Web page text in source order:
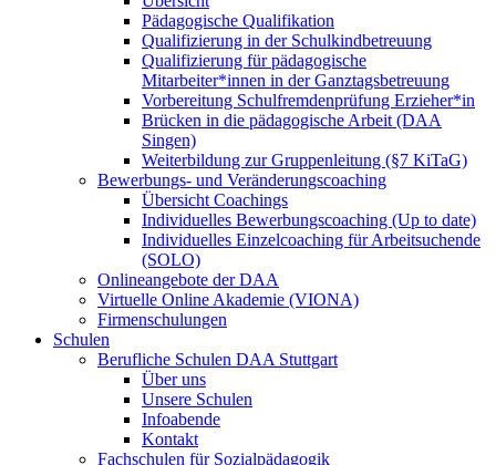
Pädagogische Qualifikation
Qualifizierung in der Schulkindbetreuung
Qualifizierung für pädagogische
Mitarbeiter*innen in der Ganztagsbetreuung
Vorbereitung Schulfremdenprüfung Erzieher*in
Brücken in die pädagogische Arbeit (DAA
Singen)
Weiterbildung zur Gruppenleitung (§7 KiTaG)
Bewerbungs- und Veränderungscoaching
Übersicht Coachings
Individuelles Bewerbungscoaching (Up to date)
Individuelles Einzelcoaching für Arbeitsuchende
(SOLO)
Onlineangebote der DAA
Virtuelle Online Akademie (VIONA)
Firmenschulungen
Schulen
Berufliche Schulen DAA Stuttgart
Über uns
Unsere Schulen
Infoabende
Kontakt
Fachschulen für Sozialpädagogik